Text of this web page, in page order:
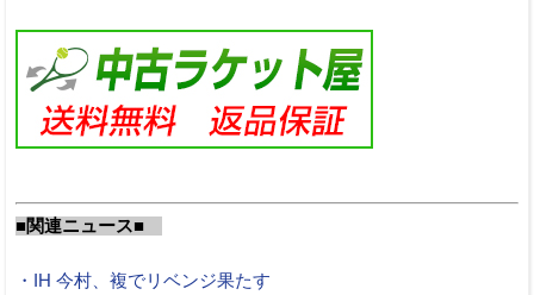
■関連ニュース■
・IH 今村、複でリベンジ果たす